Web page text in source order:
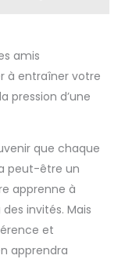
à basse vitesse.
lavage à haute vitesse
Ce lit
peut être séché à
qui vous permet
au centre du lit
maintiennent
efficacement le
l'empêchent de
s'agglutiner, ce qui
permet de le laver
fois sans qu'il
gamme de tapis
amis
à entraîner votre
pression d’une
que chaque
peut-être un
apprenne à
invités. Mais
et
apprendra